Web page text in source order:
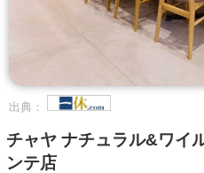
出典：
チャヤ ナチュラル&ワイ
ンテ店